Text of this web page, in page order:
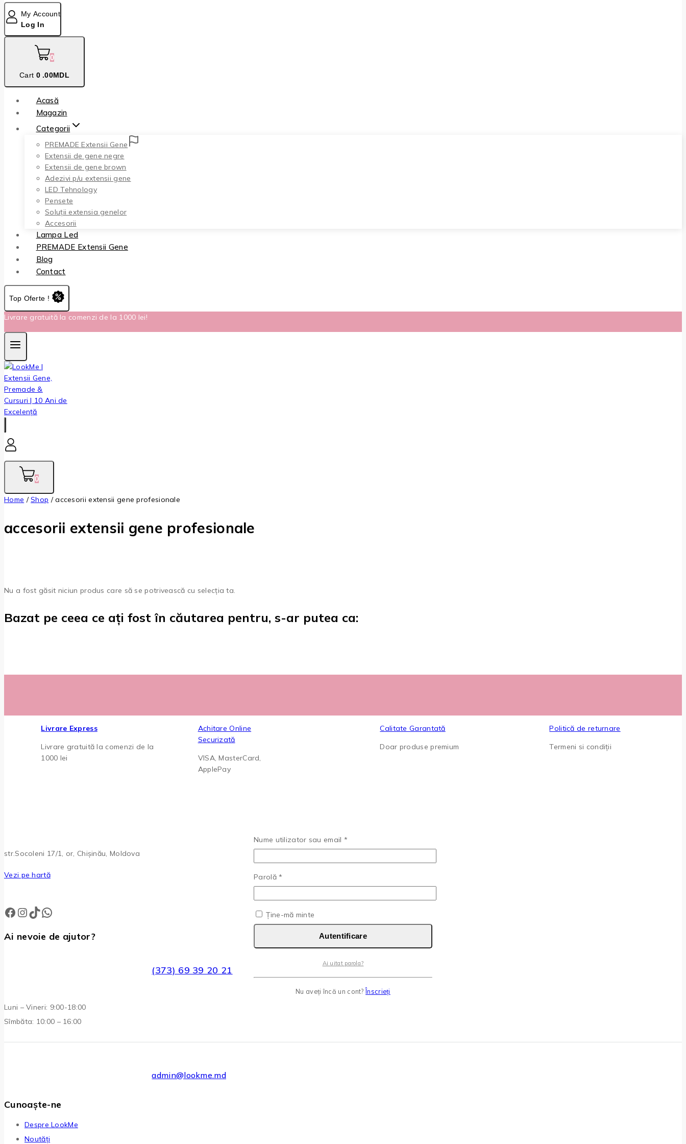
My Account
Log In
0
Cart 0 .00MDL
Acasă
Magazin
Categorii
PREMADE Extensii Gene
Extensii de gene negre
Extensii de gene brown
Adezivi p/u extensii gene
LED Tehnology
Pensete
Soluții extensia genelor
Accesorii
Lampa Led
PREMADE Extensii Gene
Blog
Contact
Top Oferte !
Livrare gratuită la comenzi de la 1000 lei!
0
Home / Shop / accesorii extensii gene profesionale
accesorii extensii gene profesionale
Nu a fost găsit niciun produs care să se potrivească cu selecția ta.
Bazat pe ceea ce ați fost în căutarea pentru, s-ar putea ca:
Livrare Express
Livrare gratuită la comenzi de la
1000 lei
Achitare Online
Securizată
VISA, MasterCard,
ApplePay
Calitate Garantată
Doar produse premium
Politică de returnare
Termeni si condiții
str.Socoleni 17/1, or, Chișinău, Moldova
Vezi pe hartă
Facebook
Instagram
TikTok
WhatsApp
Ai nevoie de ajutor?
(373) 69 39 20 21
Luni – Vineri: 9:00-18:00
Sîmbăta: 10:00 – 16:00
admin@lookme.md
Cunoaște-ne
Despre LookMe
Noutăți
Nume utilizator sau email *
Parolă*
Ține-mă minte
Autentificare
Ai uitat parola?
Nu aveți încă un cont?Înscrieți